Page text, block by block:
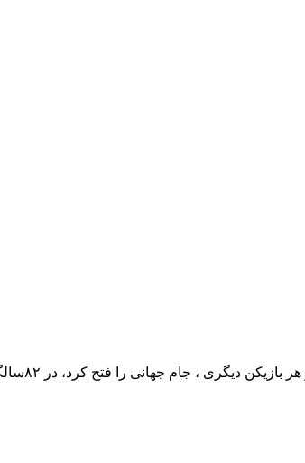
را فتح کرد، در ۸۲سالگی سرانجام مقابل سرطان تسلیم...